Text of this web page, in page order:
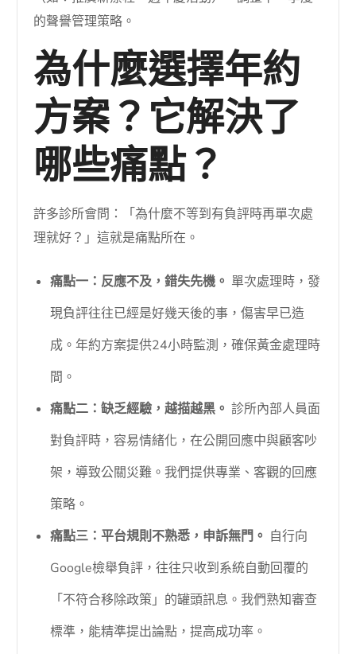
的聲譽管理策略。
為什麼選擇年約
方案？它解決了
哪些痛點？
許多診所會問：「為什麼不等到有負評時再單次處
理就好？」這就是痛點所在。
痛點一：反應不及，錯失先機。 單次處理時，發
現負評往往已經是好幾天後的事，傷害早已造
成。年約方案提供24小時監測，確保黃金處理時
間。
痛點二：缺乏經驗，越描越黑。 診所內部人員面
對負評時，容易情緒化，在公開回應中與顧客吵
架，導致公關災難。我們提供專業、客觀的回應
策略。
痛點三：平台規則不熟悉，申訴無門。 自行向
Google檢舉負評，往往只收到系統自動回覆的
「不符合移除政策」的罐頭訊息。我們熟知審查
標準，能精準提出論點，提高成功率。